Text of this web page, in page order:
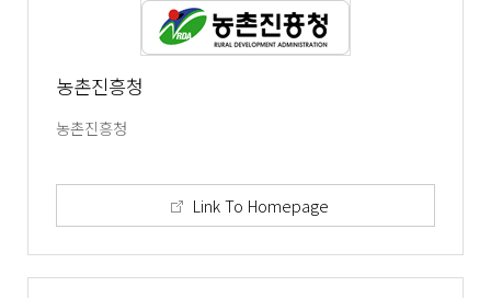
농촌진흥청
농촌진흥청
Link To Homepage